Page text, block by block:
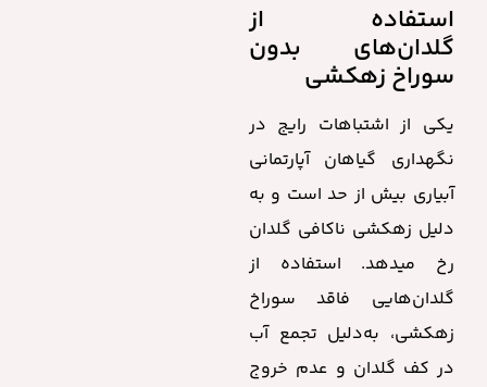
استفاده از
گلدان‌های بدون
سوراخ زهکشی
یکی از اشتباهات رایج در
نگهداری گیاهان آپارتمانی
آبیاری بیش از حد است و به
دلیل زهکشی ناکافی گلدان
رخ میدهد. استفاده از
گلدان‌هایی فاقد سوراخ
زهکشی، به‌دلیل تجمع آب
در کف گلدان و عدم خروج